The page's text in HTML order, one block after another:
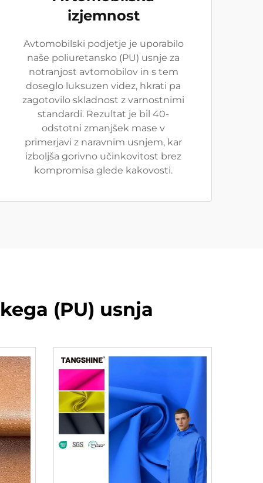
izjemnost
Avtomobilski podjetje je uporabilo
naše poliuretansko (PU) usnje za
notranjost avtomobilov in s tem
doseglo luksuzen videz, hkrati pa
zagotovilo skladnost z varnostnimi
standardi. Rezultat je bil 40-
odstotni zmanjšek mase v
primerjavi z naravnim usnjem, kar
izboljša gorivno učinkovitost brez
kompromisa glede kakovosti.
(PU) usnja